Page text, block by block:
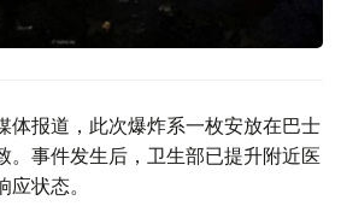
体报道，此次爆炸系一枚安放在巴士
。事件发生后，卫生部已提升附近医
状态。